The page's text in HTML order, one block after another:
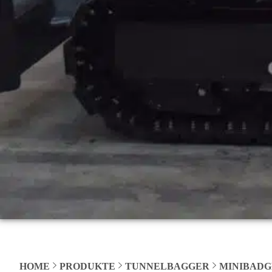
HOME PRODUKTE TUNNELBAGGER